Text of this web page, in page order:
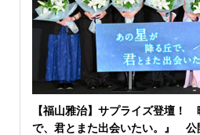
【福山雅治】サプライズ登壇！
で、君とまた出会いたい。』 公